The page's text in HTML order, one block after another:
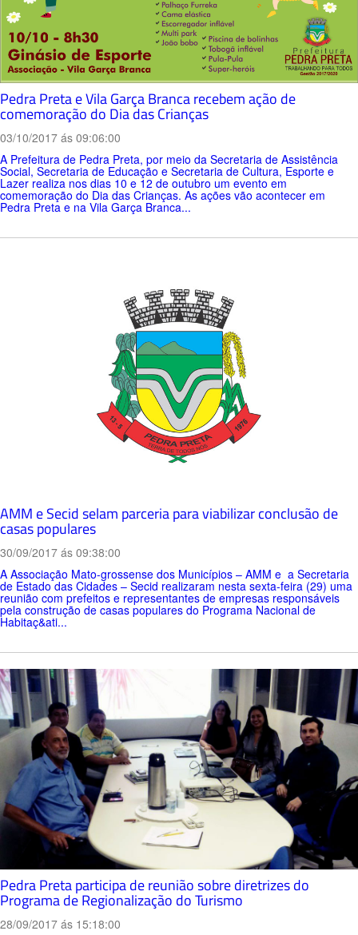
Pedra Preta e Vila Garça Branca recebem ação de
comemoração do Dia das Crianças
03/10/2017 ás 09:06:00
A Prefeitura de Pedra Preta, por meio da Secretaria de Assistência
Social, Secretaria de Educação e Secretaria de Cultura, Esporte e
Lazer realiza nos dias 10 e 12 de outubro um evento em
comemoração do Dia das Crianças. As ações vão acontecer em
Pedra Preta e na Vila Garça Branca...
AMM e Secid selam parceria para viabilizar conclusão de
casas populares
30/09/2017 ás 09:38:00
A Associação Mato-grossense dos Municípios – AMM e a Secretaria
de Estado das Cidades – Secid realizaram nesta sexta-feira (29) uma
reunião com prefeitos e representantes de empresas responsáveis
pela construção de casas populares do Programa Nacional de
Habitaç&ati...
Pedra Preta participa de reunião sobre diretrizes do
Programa de Regionalização do Turismo
28/09/2017 ás 15:18:00